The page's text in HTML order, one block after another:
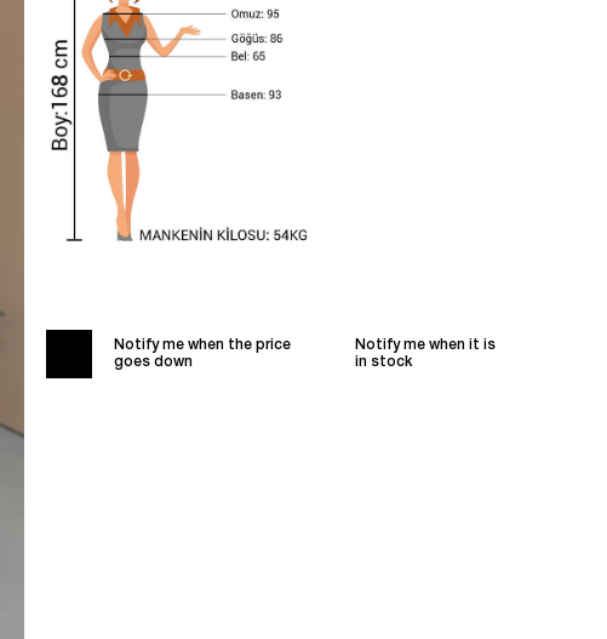
Notify me when the price
goes down
Notify me when it is
in stock